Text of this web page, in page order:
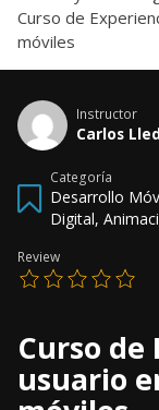
Curso de
móviles
Instructor
Carlos
Categoría
Desarrollo
Digital,
Review
Curso de
usuario